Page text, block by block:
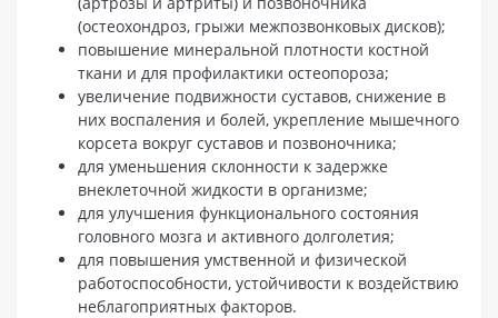
(остеохондроз, грыжи межпозвонковых дисков);
повышение минеральной плотности костной
ткани и для профилактики остеопороза;
увеличение подвижности суставов, снижение в
них воспаления и болей, укрепление мышечного
корсета вокруг суставов и позвоночника;
для уменьшения склонности к задержке
внеклеточной жидкости в организме;
для улучшения функционального состояния
головного мозга и активного долголетия;
для повышения умственной и физической
работоспособности, устойчивости к воздействию
неблагоприятных факторов.